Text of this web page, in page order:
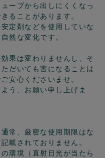
ーブから出しにくくなっ
ることがあります。
定剤などを使用していな
然な変化です。
果は変わりませんし、そ
だいても害になることは
安心くださいませ。
う、お願い申し上げま
常、厳密な使用期限はな
載されておりません。
環境（直射日光が当たら